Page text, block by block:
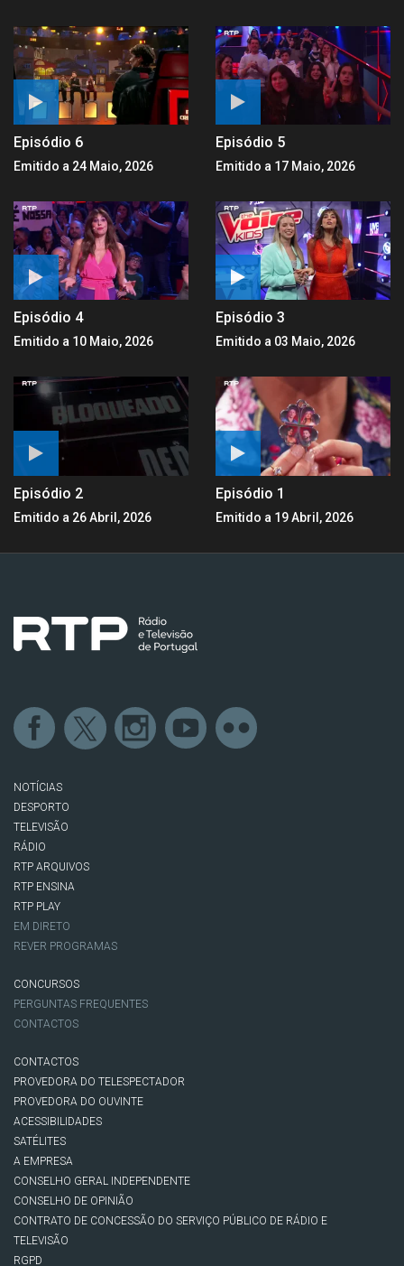
Episódio 6
Emitido a 24 Maio, 2026
Episódio 5
Emitido a 17 Maio, 2026
Episódio 4
Emitido a 10 Maio, 2026
Episódio 3
Emitido a 03 Maio, 2026
Episódio 2
Emitido a 26 Abril, 2026
Episódio 1
Emitido a 19 Abril, 2026
NOTÍCIAS
DESPORTO
TELEVISÃO
RÁDIO
RTP ARQUIVOS
RTP ENSINA
RTP PLAY
EM DIRETO
REVER PROGRAMAS
CONCURSOS
PERGUNTAS FREQUENTES
CONTACTOS
CONTACTOS
PROVEDORA DO TELESPECTADOR
PROVEDORA DO OUVINTE
ACESSIBILIDADES
SATÉLITES
A EMPRESA
CONSELHO GERAL INDEPENDENTE
CONSELHO DE OPINIÃO
CONTRATO DE CONCESSÃO DO SERVIÇO PÚBLICO DE RÁDIO E
TELEVISÃO
RGPD